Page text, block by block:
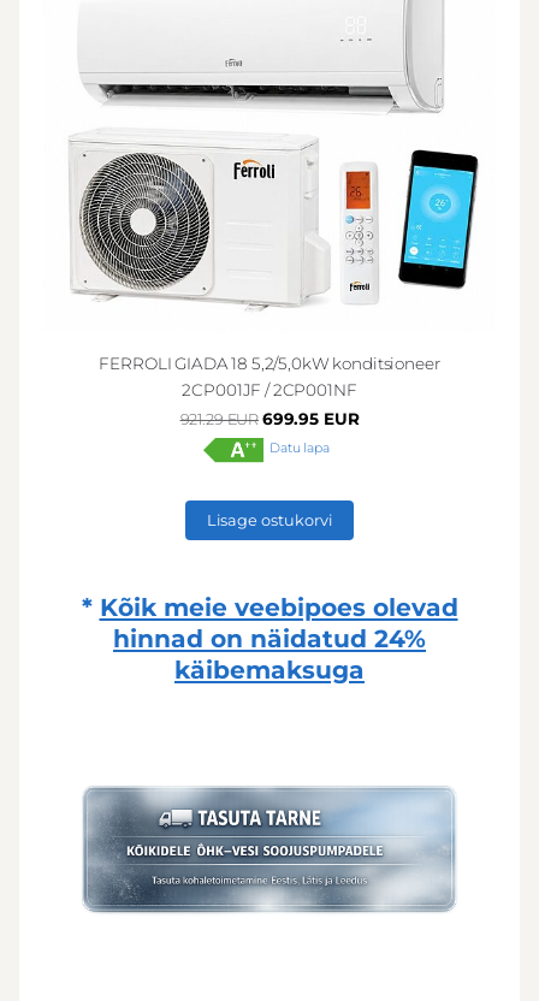
* Kõik meie veebipoes olevad
hinnad on näidatud 24%
käibemaksuga
FERROLI GIADA 18 5,2/5,0kW konditsioneer
2CP001JF / 2CP001NF
921.29 EUR 699.95 EUR
Datu lapa
Lisage ostukorvi